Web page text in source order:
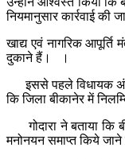
नियमानुसार कार्रवाई की
खाद्य एवं नागरिक
दुकाने हैं। ।
इससे पहले विधायक
कि जिला बीकानेर में
गोदारा ने बताया कि
मनोनयन समाप्‍त किये